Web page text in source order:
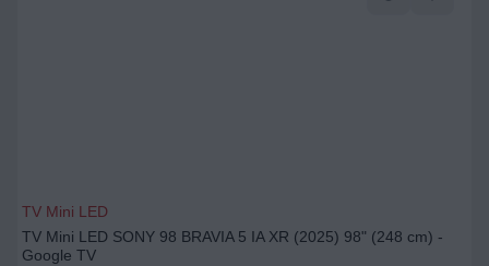
TV Mini LED
TV Mini LED SONY 98 BRAVIA 5 IA XR (2025) 98" (248 cm) -
Google TV